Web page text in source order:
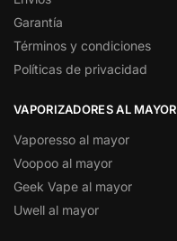
Garantía
Términos y condiciones
Políticas de privacidad
VAPORIZADORES AL MAYOR
Vaporesso al mayor
Voopoo al mayor
Geek Vape al mayor
Uwell al mayor